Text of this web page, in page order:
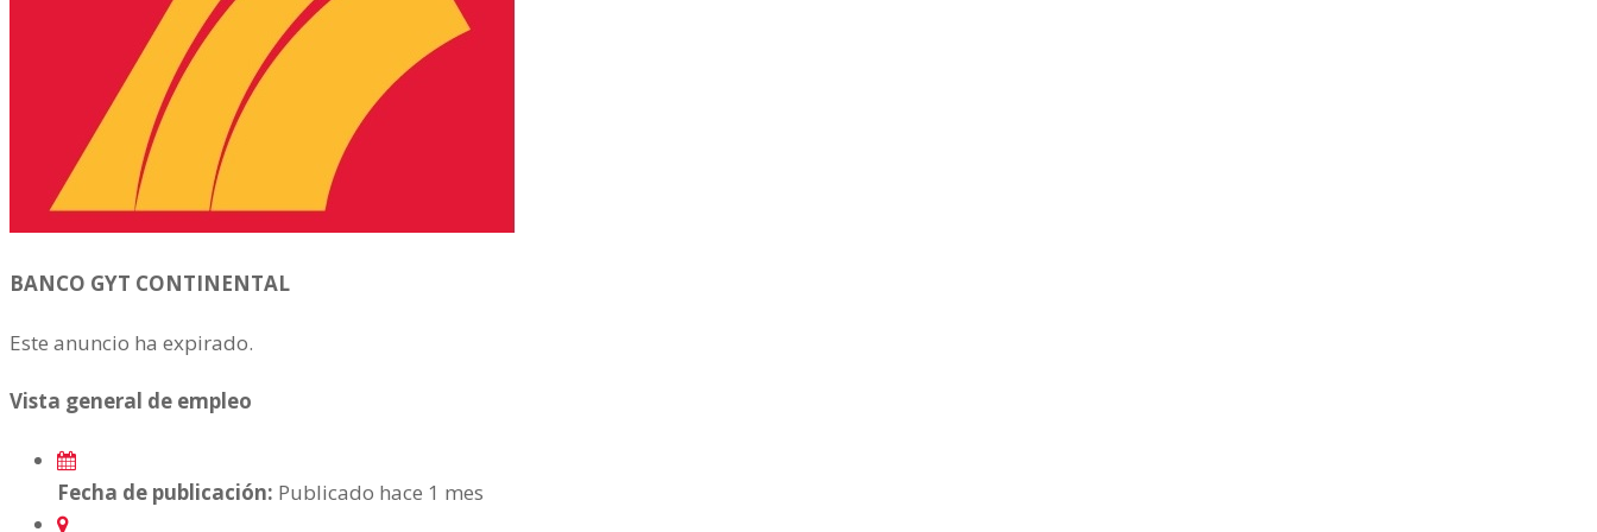
BANCO GYT CONTINENTAL
Este anuncio ha expirado.
Vista general de empleo
Fecha de publicación: Publicado hace 1 mes